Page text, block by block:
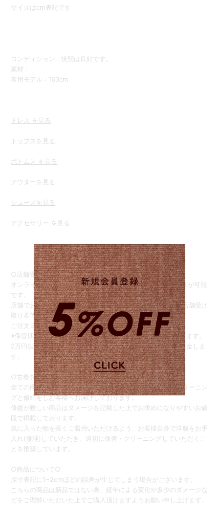
サイズはcm表記です
コンディション : 状態は良好です。
素材 :
着用モデル : 163cm
ドレス を見る
トップスを 見る
ボトムス を見る
アウターを見る
シューズを見る
アクセサリー を見る
○店舗受け取りサービス○
オンラインストアでご注文後、商品をSister店舗でお受け取りが可能
です。
店舗でお引き取りをご希望の際は、ご注文画面の備考欄に【店舗受け
取り希望】と記載してください。
ご注文日から1週間の間でお引き取りをお願い致します。
※保管期限を過ぎると、自動的に配送お手続きさせていただきます。
2万円以下のご注文は、商品のお受け取り完了後、送料をご返金しま
す。
○古着をご購入のお客様へ○
全ての商品は可能な限り人や環境に優しい洗剤を使用したクリーニン
グと修繕をしお客様へお届けしております。
修復が難しい商品はダメージを記載した上でお求めになりやすいお値
段で掲載しております。
気に入った物を長くご着用いただけるよう、お客様自身で洋服をお手
入れ(修理)していただき、適切に保管・クリーニングしていただくこ
とを推奨しています。
○商品について○
採寸表記に1~2cmほどの誤差が生じてしまう場合がございます。
こちらの商品は新品ではない為、経年による変化や多少のダメージな
どをご理解いただいた上でご購入頂けますようお願い申し上げます。